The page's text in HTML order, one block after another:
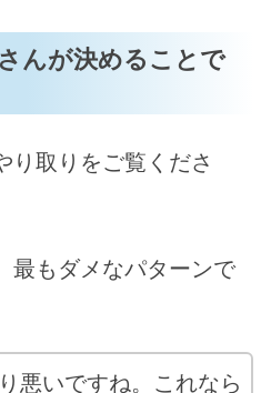
んが決めることで
り取りをご覧くださ
最もダメなパターンで
悪いですね。これなら